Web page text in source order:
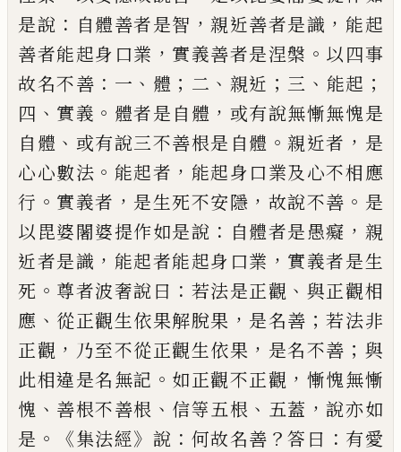
是說 ： 自體善者是智 ，親近善者是識 ， 能起
善者能起身口業 ， 實義善者是涅槃 。 以四事
故名不善 ： 一 、 體 ； 二 、 親近 ； 三 、 能起 ；
四 、 實義 。 體者是自體 ， 或有說無慚無愧是
自體 、 或有說三不善根是自體 。親近者 ， 是
心心數法 。 能起者 ， 能起身口業及心不相應
行 。 實義者 ， 是生死不安隱 ， 故說不善 。 是
以毘婆闍婆提作如是說 ： 自體者是愚癡 ， 親
近者是識 ， 能起者能起身口業 ， 實義者是生
死 。 尊者波奢說曰 ： 若法是正觀 、 與正觀相
應 、 從正觀生依果解脫果 ， 是名善 ； 若法非
正觀 ， 乃至不從正觀生依果 ， 是名不善 ； 與
此相違是名無記 。 如正觀不正觀 ， 慚愧無慚
愧 、 善根不善根 、 信等五根 、 五蓋 ，說亦如
是 。《集法經》 說 ： 何故名善 ？答曰 ： 有愛